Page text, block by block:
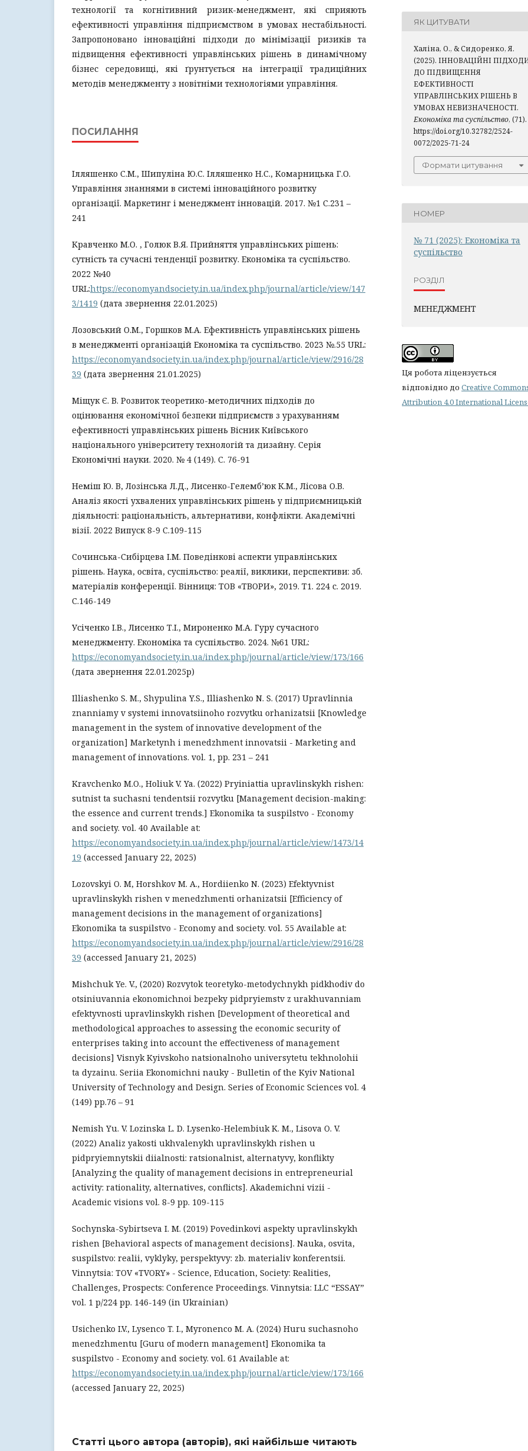
технології та когнітивний ризик-менеджмент, які сприяють
ефективності управління підприємством в умовах нестабільності.
Запропоновано інноваційні підходи до мінімізації ризиків та
підвищення ефективності управлінських рішень в динамічному
бізнес середовищі, які ґрунтується на інтеграції традиційних
методів менеджменту з новітніми технологіями управління.
ПОСИЛАННЯ
Ілляшенко С.М., Шипуліна Ю.С. Ілляшенко Н.С., Комарницька Г.О.
Управління знаннями в системі інноваційного розвитку
організації. Маркетинг і менеджмент інновацій. 2017. №1 С.231 –
241
Кравченко М.О. , Голюк В.Я. Прийняття управлінських рішень:
сутність та сучасні тенденції розвитку. Економіка та суспільство.
2022 №40
URL:https://economyandsociety.in.ua/index.php/journal/article/view/147
3/1419 (дата звернення 22.01.2025)
Лозовський О.М., Горшков М.А. Ефективність управлінських рішень
в менеджменті організацій Економіка та суспільство. 2023 №.55 URL:
https://economyandsociety.in.ua/index.php/journal/article/view/2916/28
39 (дата звернення 21.01.2025)
Міщук Є. В. Розвиток теоретико-методичних підходів до
оцінювання економічної безпеки підприємств з урахуванням
ефективності управлінських рішень Вісник Київського
національного університету технологій та дизайну. Серія
Економічні науки. 2020. № 4 (149). С. 76-91
Неміш Ю. В, Лозінська Л.Д., Лисенко-Гелемб’юк К.М., Лісова О.В.
Аналіз якості ухвалених управлінських рішень у підприємницькій
діяльності: раціональність, альтернативи, конфлікти. Академічні
візії. 2022 Випуск 8-9 С.109-115
Сочинська-Сибірцева І.М. Поведінкові аспекти управлінських
рішень. Наука, освіта, суспільство: реалії, виклики, перспективи: зб.
матеріалів конференції. Вінниця: ТОВ «ТВОРИ», 2019. Т1. 224 с. 2019.
С.146-149
Усіченко І.В., Лисенко Т.І., Мироненко М.А. Гуру сучасного
менеджменту. Економіка та суспільство. 2024. №61 URL:
https://economyandsociety.in.ua/index.php/journal/article/view/173/166
(дата звернення 22.01.2025р)
Illiashenko S. M., Shypulina Y.S., Illiashenko N. S. (2017) Upravlinnia
znanniamy v systemi innovatsiinoho rozvytku orhanizatsii [Knowledge
management in the system of innovative development of the
organization] Marketynh i menedzhment innovatsii - Marketing and
management of innovations. vol. 1, pp. 231 – 241
Kravchenko M.O., Holiuk V. Ya. (2022) Pryiniattia upravlinskykh rishen:
sutnist ta suchasni tendentsii rozvytku [Management decision-making:
the essence and current trends.] Ekonomika ta suspilstvo - Economy
and society. vol. 40 Available at:
https://economyandsociety.in.ua/index.php/journal/article/view/1473/14
19 (accessed January 22, 2025)
Lozovskyi O. M, Horshkov M. A., Hordiienko N. (2023) Efektyvnist
upravlinskykh rishen v menedzhmenti orhanizatsii [Efficiency of
management decisions in the management of organizations]
Ekonomika ta suspilstvo - Economy and society. vol. 55 Available at:
https://economyandsociety.in.ua/index.php/journal/article/view/2916/28
39 (accessed January 21, 2025)
Mishchuk Ye. V., (2020) Rozvytok teoretyko-metodychnykh pidkhodiv do
otsiniuvannia ekonomichnoi bezpeky pidpryiemstv z urakhuvanniam
efektyvnosti upravlinskykh rishen [Development of theoretical and
methodological approaches to assessing the economic security of
enterprises taking into account the effectiveness of management
decisions] Visnyk Kyivskoho natsionalnoho universytetu tekhnolohii
ta dyzainu. Seriia Ekonomichni nauky - Bulletin of the Kyiv National
University of Technology and Design. Series of Economic Sciences vol. 4
(149) pp.76 – 91
Nemish Yu. V. Lozinska L. D. Lysenko-Helembiuk K. M., Lisova O. V.
(2022) Analiz yakosti ukhvalenykh upravlinskykh rishen u
pidpryiemnytskii diialnosti: ratsionalnist, alternatyvy, konflikty
[Analyzing the quality of management decisions in entrepreneurial
activity: rationality, alternatives, conflicts]. Akademichni vizii -
Academic visions vol. 8-9 pp. 109-115
Sochynska-Sybirtseva I. M. (2019) Povedinkovi aspekty upravlinskykh
rishen [Behavioral aspects of management decisions]. Nauka, osvita,
suspilstvo: realii, vyklyky, perspektyvy: zb. materialiv konferentsii.
Vinnytsia: TOV «TVORY» - Science, Education, Society: Realities,
Challenges, Prospects: Conference Proceedings. Vinnytsia: LLC “ESSAY”
vol. 1 p/224 pp. 146-149 (in Ukrainian)
Usichenko I.V., Lysenco T. I., Myronenco M. A. (2024) Huru suchasnoho
menedzhmentu [Guru of modern management] Ekonomika ta
suspilstvo - Economy and society. vol. 61 Available at:
https://economyandsociety.in.ua/index.php/journal/article/view/173/166
(accessed January 22, 2025)
ЯК ЦИТУВАТИ
Халіна, О., & Сидоренко, Я.
(2025). ІННОВАЦІЙНІ
ДО ПІДВИЩЕННЯ
ЕФЕКТИВНОСТІ
УПРАВЛІНСЬКИХ РІШЕНЬ В
УМОВАХ НЕВИЗНАЧЕНОСТІ.
Економіка та суспільство, (71).
https://doi.org/10.32782/2524-
0072/2025-71-24
Формати цитування
НОМЕР
№ 71 (2025): Економіка та
суспільство
РОЗДІЛ
МЕНЕДЖМЕНТ
Ця робота ліцензується
відповідно до Creative
Attribution 4.0 International
Статті цього автора (авторів), які найбільше читають